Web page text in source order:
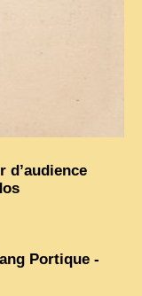
d’audience
Portique -